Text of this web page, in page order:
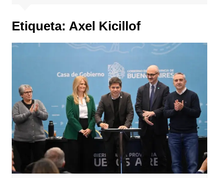
Etiqueta: Axel Kicillof